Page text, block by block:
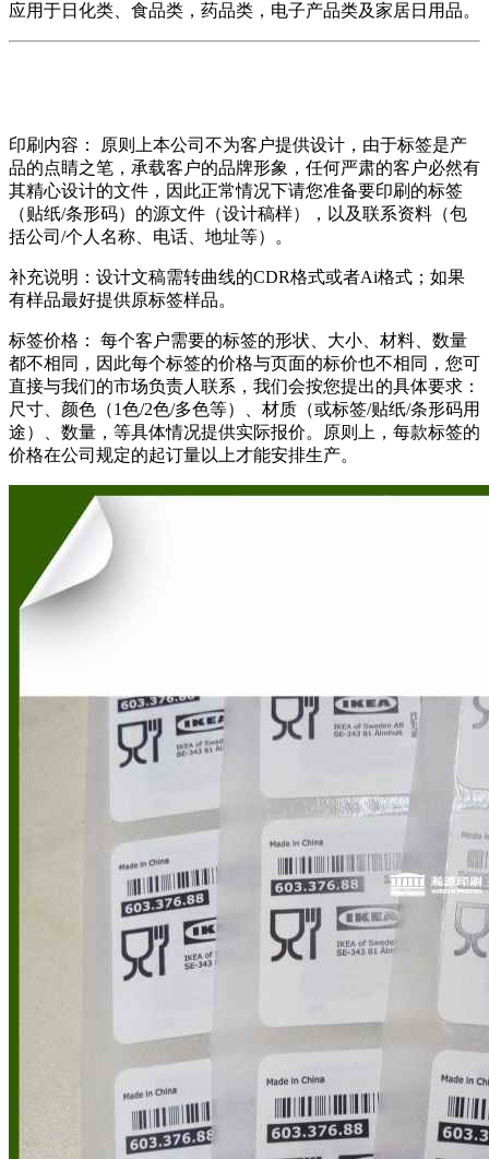
应用于日化类、食品类，药品类，电子产品类及家居日用品。
印刷内容： 原则上本公司不为客户提供设计，由于标签是产
品的点睛之笔，承载客户的品牌形象，任何严肃的客户必然有
其精心设计的文件，因此正常情况下请您准备要印刷的标签
（贴纸/条形码）的源文件（设计稿样），以及联系资料（包
括公司/个人名称、电话、地址等）。
补充说明：设计文稿需转曲线的CDR格式或者Ai格式；如果
有样品最好提供原标签样品。
标签价格： 每个客户需要的标签的形状、大小、材料、数量
都不相同，因此每个标签的价格与页面的标价也不相同，您可
直接与我们的市场负责人联系，我们会按您提出的具体要求：
尺寸、颜色（1色/2色/多色等）、材质（或标签/贴纸/条形码用
途）、数量，等具体情况提供实际报价。原则上，每款标签的
价格在公司规定的起订量以上才能安排生产。